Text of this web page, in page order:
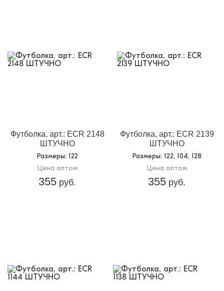
Материал:
кулирка
Футболка, арт.: ECR 2148
ШТУЧНО
Размеры: 122
Цена оптом
355 руб.
Футболка, арт.: ECR 2139
ШТУЧНО
Размеры: 122, 104, 128
Цена оптом
355 руб.